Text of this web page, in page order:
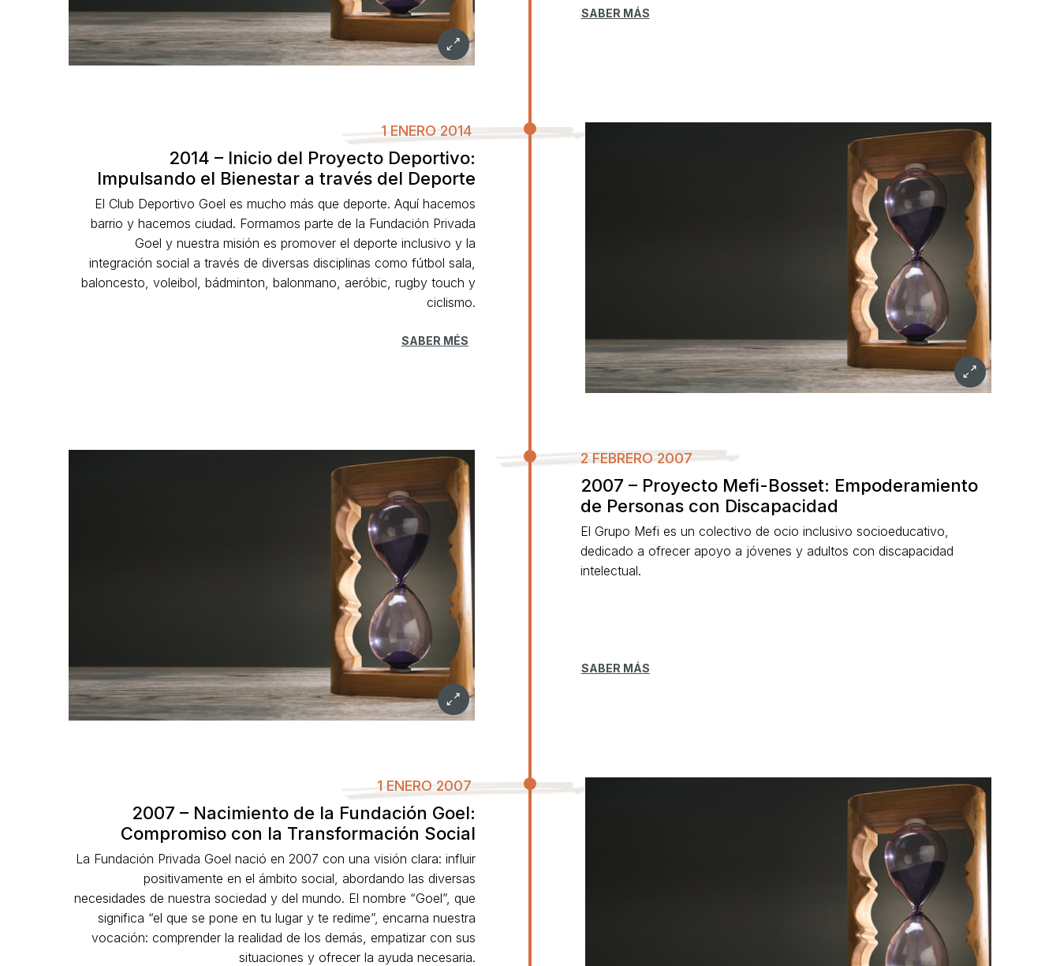
SABER MÁS
2014 – Inicio del Proyecto Deportivo:
Impulsando el Bienestar a través del Deporte
El Club Deportivo Goel es mucho más que deporte. Aquí hacemos
barrio y hacemos ciudad. Formamos parte de la Fundación Privada
Goel y nuestra misión es promover el deporte inclusivo y la
integración social a través de diversas disciplinas como fútbol sala,
baloncesto, voleibol, bádminton, balonmano, aeróbic, rugby touch y
ciclismo.
SABER MÉS
1 ENERO 2014
2007 – Proyecto Mefi-Bosset: Empoderamiento
de Personas con Discapacidad
El Grupo Mefi es un colectivo de ocio inclusivo socioeducativo,
dedicado a ofrecer apoyo a jóvenes y adultos con discapacidad
intelectual.
SABER MÁS
2 FEBRERO 2007
2007 – Nacimiento de la Fundación Goel:
Compromiso con la Transformación Social
La Fundación Privada Goel nació en 2007 con una visión clara: influir
positivamente en el ámbito social, abordando las diversas
necesidades de nuestra sociedad y del mundo. El nombre “Goel”, que
significa “el que se pone en tu lugar y te redime”, encarna nuestra
vocación: comprender la realidad de los demás, empatizar con sus
situaciones y ofrecer la ayuda necesaria.
1 ENERO 2007